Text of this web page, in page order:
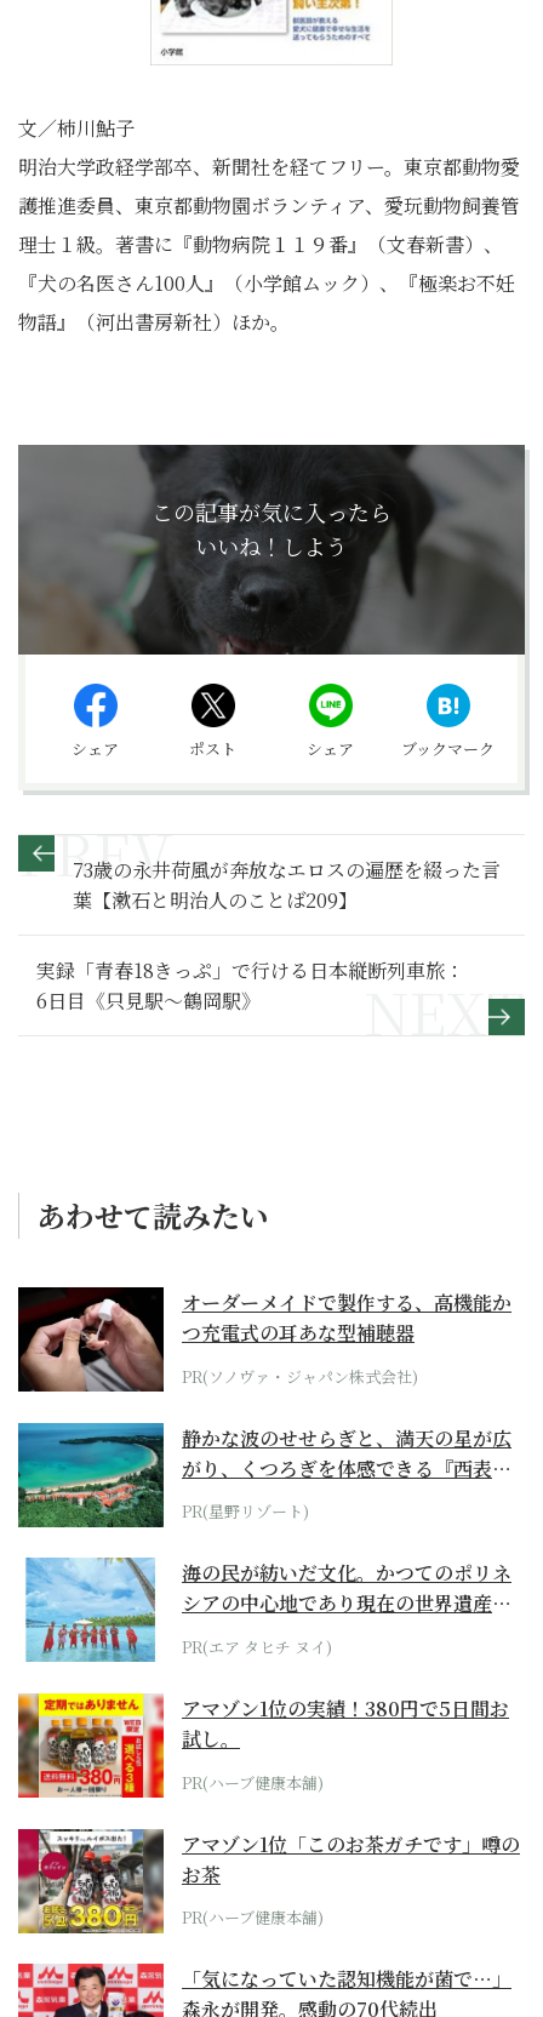
文／柿川鮎子
明治大学政経学部卒、新聞社を経てフリー。東京都動物愛
護推進委員、東京都動物園ボランティア、愛玩動物飼養管
理士１級。著書に『動物病院１１９番』（文春新書）、
『犬の名医さん100人』（小学館ムック）、『極楽お不妊
物語』（河出書房新社）ほか。
この記事が気に入ったら
いいね！しよう
シェア ポスト シェア ブックマーク
73歳の永井荷風が奔放なエロスの遍歴を綴った言
葉【漱石と明治人のことば209】
実録「青春18きっぷ」で行ける日本縦断列車旅：
6日目《只見駅～鶴岡駅》
あわせて読みたい
オーダーメイドで製作する、高機能か
つ充電式の耳あな型補聴器
PR(ソノヴァ・ジャパン株式会社)
静かな波のせせらぎと、満天の星が広
がり、くつろぎを体感できる『西表島
ホテル by...
PR(星野リゾート)
海の民が紡いだ文化。かつてのポリネ
シアの中心地であり現在の世界遺産か
らみえてくる...
PR(エア タヒチ ヌイ)
アマゾン1位の実績！380円で5日間お
試し。
PR(ハーブ健康本舗)
アマゾン1位「このお茶ガチです」噂の
お茶
PR(ハーブ健康本舗)
「気になっていた認知機能が菌で…」
森永が開発。感動の70代続出